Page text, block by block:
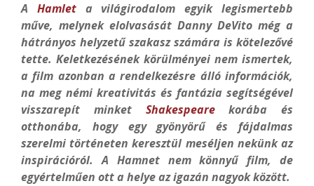
A Hamleta világirodalom egyik legismertebb
műve, melynek elolvasását Danny DeVito még a
hátrányos helyzetű szakasz számára is kötelezővé
tette. Keletkezésének körülményei nem ismertek,
a film azonban a rendelkezésre álló információk,
na meg némi kreativitás és fantázia segítségével
visszarepít minket Shakespearekorába és
otthonába, hogy egy gyönyörű és fájdalmas
szerelmi történeten keresztül meséljen nekünk az
inspirációról. A Hamnet nem könnyű film, de
egyértelműen ott a helye az igazán nagyok között.